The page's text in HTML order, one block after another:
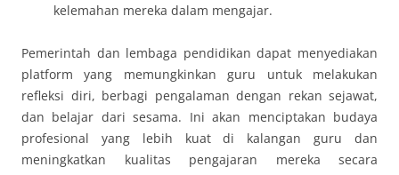
kelemahan mereka dalam mengajar.
Pemerintah dan lembaga pendidikan dapat menyediakan
platform yang memungkinkan guru untuk melakukan
refleksi diri, berbagi pengalaman dengan rekan sejawat,
dan belajar dari sesama. Ini akan menciptakan budaya
profesional yang lebih kuat di kalangan guru dan
meningkatkan kualitas pengajaran mereka secara